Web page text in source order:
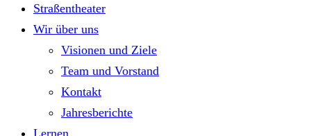
Straßentheater
Wir über uns
Visionen und Ziele
Team und Vorstand
Kontakt
Jahresberichte
Lernen